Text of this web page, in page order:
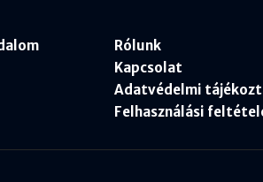
Rólunk
Kapcsolat
Adatvédelmi
Felhasználási